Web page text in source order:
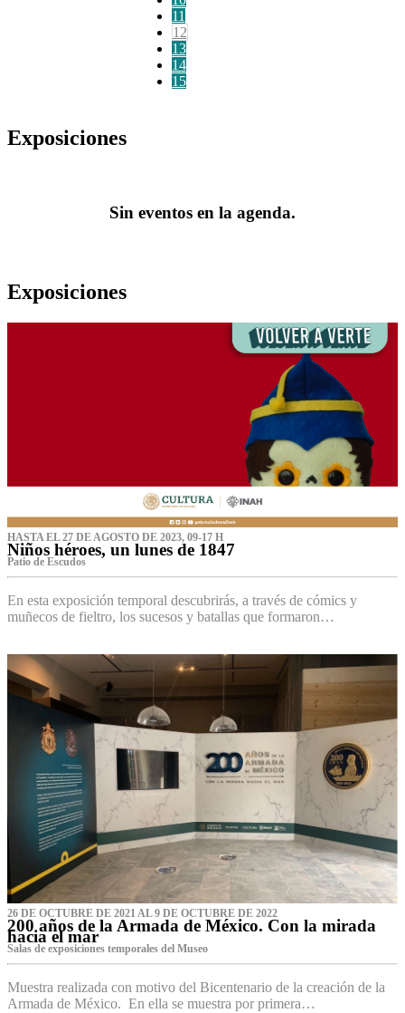
11
12
13
14
15
Exposiciones
Sin eventos en la agenda.
Exposiciones
HASTA EL 27 DE AGOSTO DE 2023, 09-17 H
Niños héroes, un lunes de 1847
Patio de Escudos
En esta exposición temporal descubrirás, a través de cómics y
muñecos de fieltro, los sucesos y batallas que formaron…
26 DE OCTUBRE DE 2021 AL 9 DE OCTUBRE DE 2022
200 años de la Armada de México. Con la mirada
hacia el mar
Salas de exposiciones temporales del Museo‌
Muestra realizada con motivo del Bicentenario de la creación de la
Armada de México. En ella se muestra por primera…